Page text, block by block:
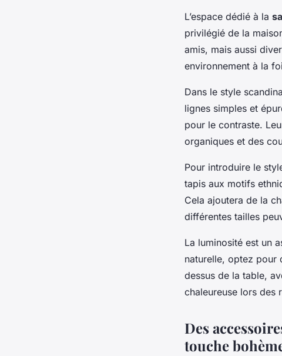
L’espace dédié à la
privilégié de la
amis, mais aussi
environnement à la
Dans le style
lignes simples et
pour le contraste.
organiques et des
Pour introduire le
tapis aux motifs
Cela ajoutera de la
différentes tailles
La luminosité est un
naturelle, optez pour
dessus de la table,
chaleureuse lors des
Des
touche